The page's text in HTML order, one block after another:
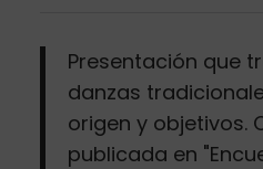
Presentación que
danzas
origen y objetivos.
publicada en